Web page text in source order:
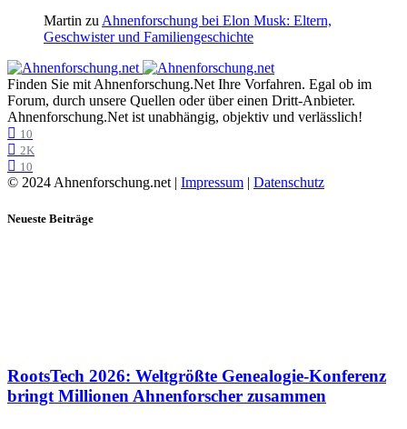
Martin zu Ahnenforschung bei Elon Musk: Eltern,
Geschwister und Familiengeschichte
Finden Sie mit Ahnenforschung.Net Ihre Vorfahren. Egal ob im
Forum, durch unsere Quellen oder über einen Dritt-Anbieter.
Ahnenforschung.Net ist unabhängig, objektiv und verlässlich!
10
2K
10
© 2024 Ahnenforschung.net | Impressum | Datenschutz
Neueste Beiträge
RootsTech 2026: Weltgrößte Genealogie-Konferenz
bringt Millionen Ahnenforscher zusammen